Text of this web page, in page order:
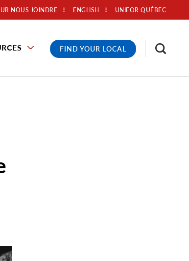
NOUS JOINDRE UNIFOR QUÉBEC
ENGLISH
FIND YOUR LOCAL